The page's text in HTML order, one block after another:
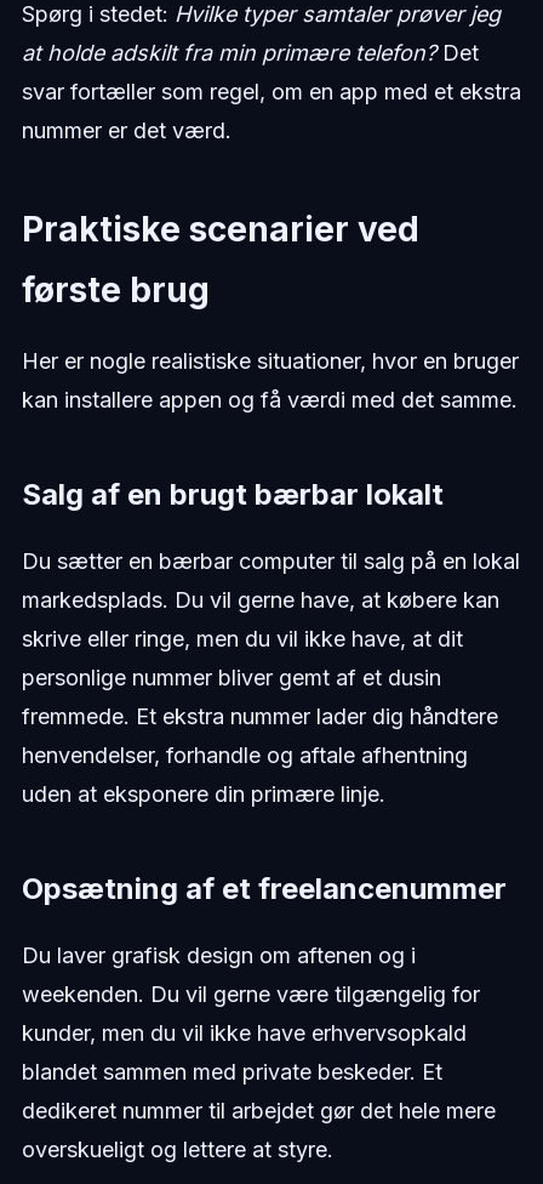
Spørg i stedet: Hvilke typer samtaler prøver jeg
at holde adskilt fra min primære telefon?Det
svar fortæller som regel, om en app med et ekstra
nummer er det værd.
Praktiske scenarier ved
første brug
Her er nogle realistiske situationer, hvor en bruger
kan installere appen og få værdi med det samme.
Salg af en brugt bærbar lokalt
Du sætter en bærbar computer til salg på en lokal
markedsplads. Du vil gerne have, at købere kan
skrive eller ringe, men du vil ikke have, at dit
personlige nummer bliver gemt af et dusin
fremmede. Et ekstra nummer lader dig håndtere
henvendelser, forhandle og aftale afhentning
uden at eksponere din primære linje.
Opsætning af et freelancenummer
Du laver grafisk design om aftenen og i
weekenden. Du vil gerne være tilgængelig for
kunder, men du vil ikke have erhvervsopkald
blandet sammen med private beskeder. Et
dedikeret nummer til arbejdet gør det hele mere
overskueligt og lettere at styre.